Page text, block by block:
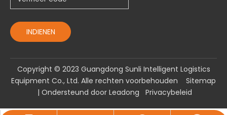
INDIENEN
​Copyright © 2023 Guangdong Sunli Intelligent Logistics
Equipment Co., Ltd. Alle rechten voorbehouden
Sitemap
| Ondersteund door Leadong Privacybeleid